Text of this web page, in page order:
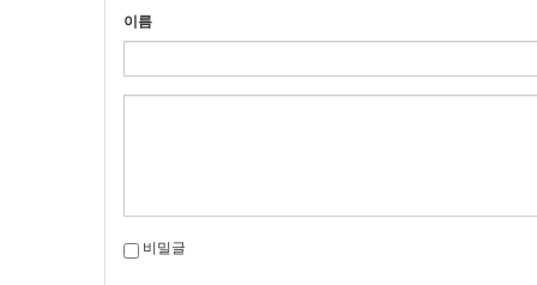
이름
비밀글